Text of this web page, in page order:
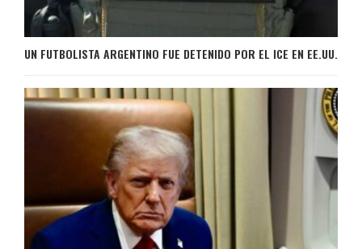
UN FUTBOLISTA ARGENTINO FUE DETENIDO POR EL ICE EN EE.UU.